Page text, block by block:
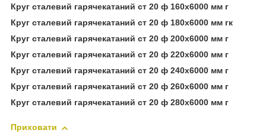
Круг сталевий гарячекатаний ст 20 ф 160х6000 мм г
Круг сталевий гарячекатаний ст 20 ф 180х6000 мм гк
Круг сталевий гарячекатаний ст 20 ф 200х6000 мм г
Круг сталевий гарячекатаний ст 20 ф 220х6000 мм г
Круг сталевий гарячекатаний ст 20 ф 240х6000 мм г
Круг сталевий гарячекатаний ст 20 ф 260х6000 мм г
Круг сталевий гарячекатаний ст 20 ф 280х6000 мм г
Приховати